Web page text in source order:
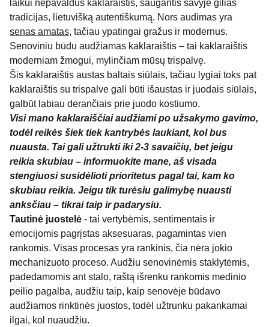
laikui nepavaldus kaklaraištis, saugantis savyje gilias
tradicijas, lietuvišką autentiškumą. Nors audimas yra
senas amatas, tačiau ypatingai gražus ir modernus.
Senoviniu būdu audžiamas kaklaraištis – tai kaklaraištis
moderniam žmogui, mylinčiam mūsų trispalvę.
Šis kaklaraištis austas baltais siūlais, tačiau lygiai toks pat
kaklaraištis su trispalve gali būti išaustas ir juodais siūlais,
galbūt labiau derančiais prie juodo kostiumo.
Visi mano kaklaraiščiai audžiami po užsakymo gavimo,
todėl reikės šiek tiek kantrybės laukiant, kol bus
nuausta. Tai gali užtrukti iki 2-3 savaičių, bet jeigu
reikia skubiau – informuokite mane, aš visada
stengiuosi susidėlioti prioritetus pagal tai, kam ko
skubiau reikia. Jeigu tik turėsiu galimybę nuausti
anksčiau – tikrai taip ir padarysiu.
Tautinė juostelė - tai vertybėmis, sentimentais ir
emocijomis pagrįstas aksesuaras, pagamintas vien
rankomis. Visas procesas yra rankinis, čia nėra jokio
mechanizuoto proceso. Audžiu senovinėmis staklytėmis,
padedamomis ant stalo, raštą išrenku rankomis medinio
peilio pagalba, audžiu taip, kaip senovėje būdavo
audžiamos rinktinės juostos, todėl užtrunku pakankamai
ilgai, kol nuaudžiu.